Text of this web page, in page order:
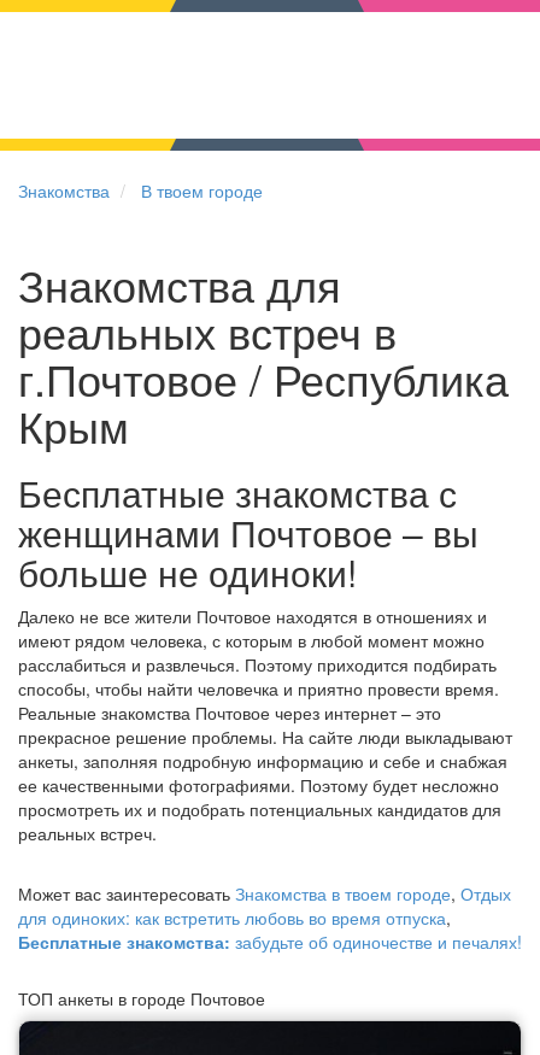
Знакомства В твоем городе
Знакомства для
реальных встреч в
г.Почтовое / Республика
Крым
Бесплатные знакомства с
женщинами Почтовое – вы
больше не одиноки!
Далеко не все жители Почтовое находятся в отношениях и
имеют рядом человека, с которым в любой момент можно
расслабиться и развлечься. Поэтому приходится подбирать
способы, чтобы найти человечка и приятно провести время.
Реальные знакомства Почтовое через интернет – это
прекрасное решение проблемы. На сайте люди выкладывают
анкеты, заполняя подробную информацию и себе и снабжая
ее качественными фотографиями. Поэтому будет несложно
просмотреть их и подобрать потенциальных кандидатов для
реальных встреч.
Может вас заинтересовать Знакомства в твоем городе, Отдых
для одиноких: как встретить любовь во время отпуска,
Бесплатные знакомства: забудьте об одиночестве и печалях!
ТОП анкеты в городе Почтовое